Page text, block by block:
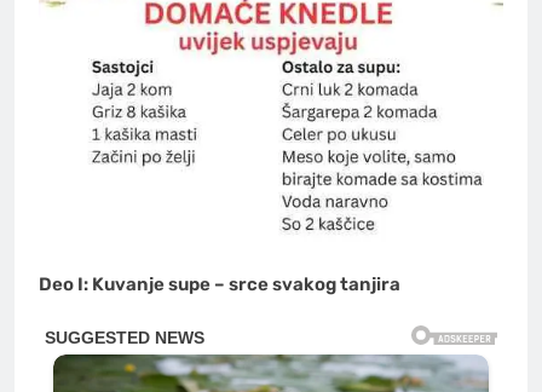
Deo I: Kuvanje supe – srce svakog tanjira